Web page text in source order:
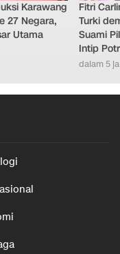
Karawang
27 Negara,
Utama
Fitri
Turki
Suami
Intip
dalam 5